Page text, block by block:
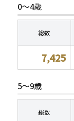
0～4歳
総数
7,425
5～9歳
総数